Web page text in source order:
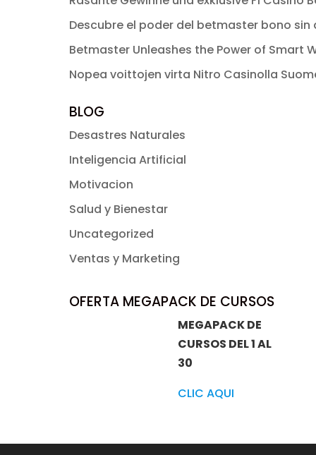
Descubre el poder del betmaster bono
Betmaster Unleashes the Power of Smart
Nopea voittojen virta Nitro Casinolla
BLOG
Desastres Naturales
Inteligencia Artificial
Motivacion
Salud y Bienestar
Uncategorized
Ventas y Marketing
OFERTA MEGAPACK DE CURSOS
MEGAPACK DE
CURSOS DEL 1 AL
30
CLIC AQUI